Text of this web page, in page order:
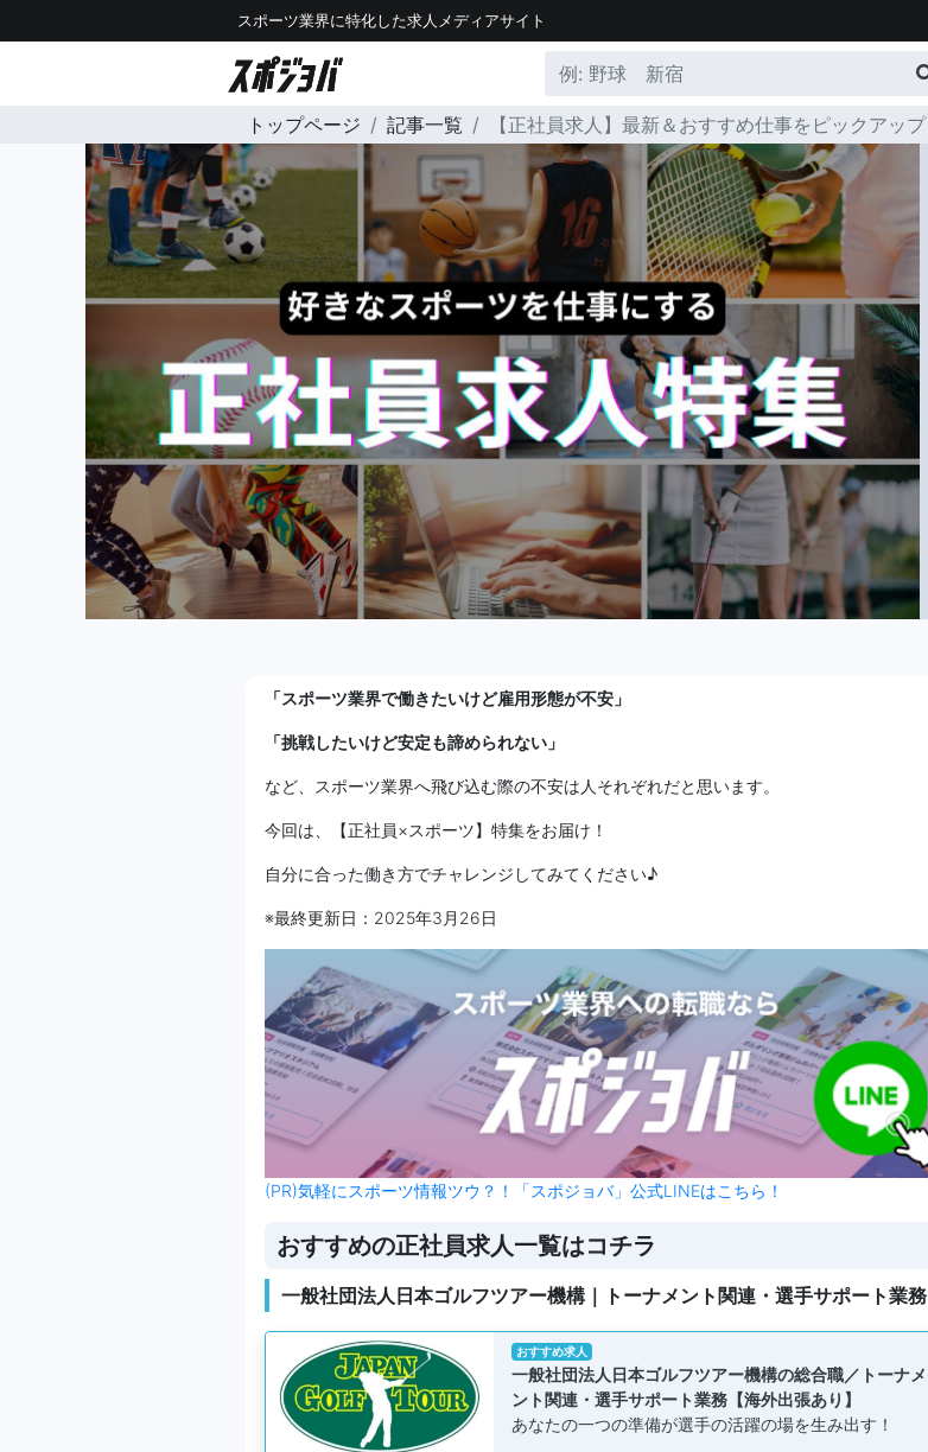
スポーツ業界に特化した求人メディアサイト
トップページ 記事一覧 【正社員求人】最新＆おすすめ仕事をピックアッ
「スポーツ業界で働きたいけど雇用形態が不安」
「挑戦したいけど安定も諦められない」
など、スポーツ業界へ飛び込む際の不安は人それぞれだと思います。
今回は、【正社員×スポーツ】特集をお届け！
自分に合った働き方でチャレンジしてみてください♪
※最終更新日：2025年3月26日
(PR)気軽にスポーツ情報ツウ？！「スポジョバ」公式LINEはこちら！
おすすめの正社員求人一覧はコチラ
一般社団法人日本ゴルフツアー機構｜トーナメント関連・選手サポート業務
おすすめ求人
一般社団法人日本ゴルフツアー機構の総合職／トーナメ
ント関連・選手サポート業務【海外出張あり】
あなたの一つの準備が選手の活躍の場を生み出す！